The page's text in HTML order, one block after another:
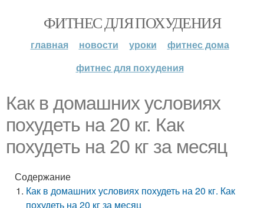
ФИТНЕС ДЛЯ ПОХУДЕНИЯ
главная новости уроки
фитнес дома
фитнес для похудения
Как в домашних условиях
похудеть на 20 кг. Как
похудеть на 20 кг за месяц
Содержание
Как в домашних условиях похудеть на 20 кг. Как
похудеть на 20 кг за месяц